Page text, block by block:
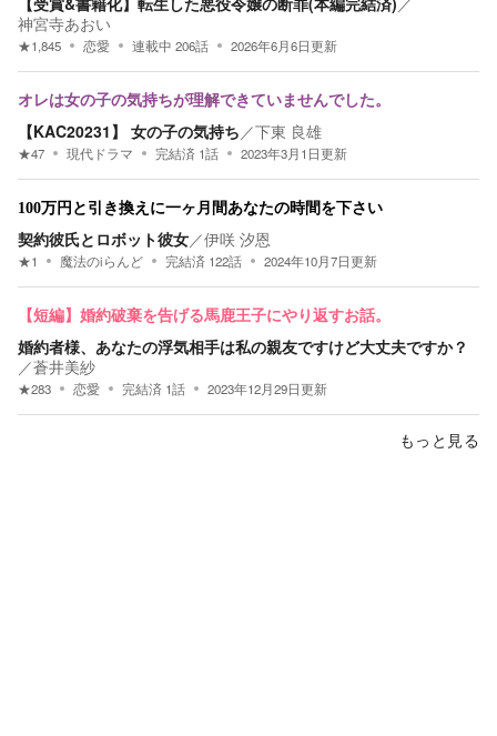
神宮寺あおい
★1,845 恋愛 連載中 206話 2026年6月6日更新
オレは女の子の気持ちが理解できていませんでした。
【KAC20231】 女の子の気持ち ／下東 良雄
★47 現代ドラマ 完結済 1話 2023年3月1日更新
100万円と引き換えに一ヶ月間あなたの時間を下さい
契約彼氏とロボット彼女／伊咲 汐恩
★1 魔法のiらんど 完結済 122話 2024年10月7日更新
【短編】婚約破棄を告げる馬鹿王子にやり返すお話。
婚約者様、あなたの浮気相手は私の親友ですけど大丈夫ですか？
／蒼井美紗
★283 恋愛 完結済 1話 2023年12月29日更新
もっと見る